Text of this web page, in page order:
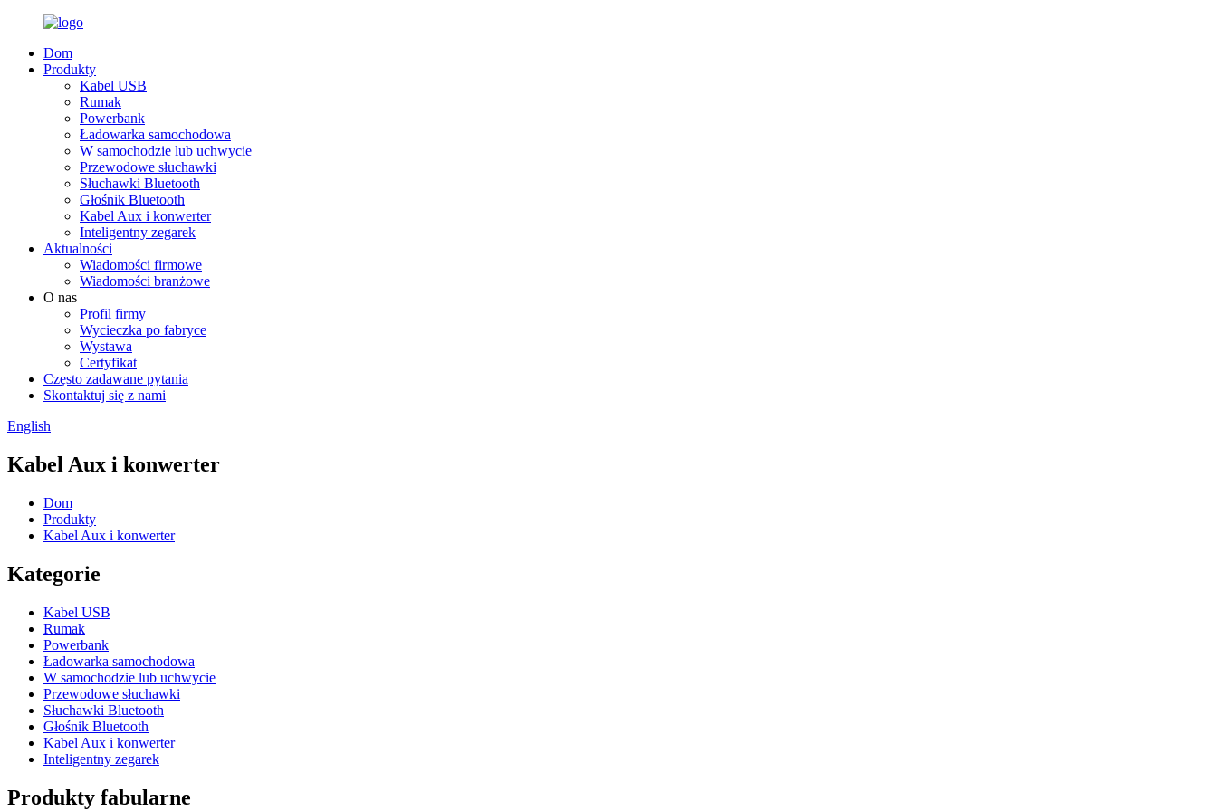
Dom
Produkty
Kabel USB
Rumak
Powerbank
Ładowarka samochodowa
W samochodzie lub uchwycie
Przewodowe słuchawki
Słuchawki Bluetooth
Głośnik Bluetooth
Kabel Aux i konwerter
Inteligentny zegarek
Aktualności
Wiadomości firmowe
Wiadomości branżowe
O nas
Profil firmy
Wycieczka po fabryce
Wystawa
Certyfikat
Często zadawane pytania
Skontaktuj się z nami
English
Kabel Aux i konwerter
Dom
Produkty
Kabel Aux i konwerter
Kategorie
Kabel USB
Rumak
Powerbank
Ładowarka samochodowa
W samochodzie lub uchwycie
Przewodowe słuchawki
Słuchawki Bluetooth
Głośnik Bluetooth
Kabel Aux i konwerter
Inteligentny zegarek
Produkty fabularne